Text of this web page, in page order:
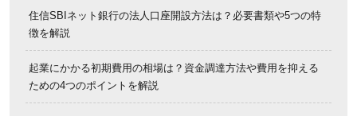
住信SBIネット銀行の法人口座開設方法は？必要書類や5つの特
徴を解説
起業にかかる初期費用の相場は？資金調達方法や費用を抑える
ための4つのポイントを解説